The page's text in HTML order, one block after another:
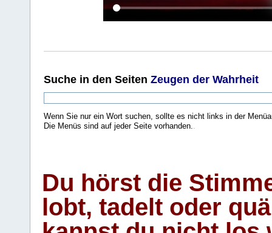
Suche in den Seiten Zeugen der Wahrheit
Wenn Sie nur ein Wort suchen, sollte es nicht links in der
Die Menüs sind auf jeder Seite vorhanden.
Du hörst die
lobt, tadelt oder